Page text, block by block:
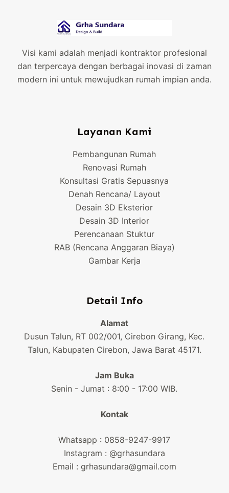
Visi kami adalah menjadi kontraktor profesional
dan terpercaya dengan berbagai inovasi di zaman
modern ini untuk mewujudkan rumah impian anda.
Layanan Kami
Pembangunan Rumah
Renovasi Rumah
Konsultasi Gratis Sepuasnya
Denah Rencana/ Layout
Desain 3D Eksterior
Desain 3D Interior
Perencanaan Stuktur
RAB (Rencana Anggaran Biaya)
Gambar Kerja
Detail Info
Alamat
Dusun Talun, RT 002/001, Cirebon Girang, Kec.
Talun, Kabupaten Cirebon, Jawa Barat 45171.
Jam Buka
Senin - Jumat : 8:00 - 17:00 WIB.
Kontak
Whatsapp : 0858-9247-9917
Instagram : @grhasundara
Email : grhasundara@gmail.com